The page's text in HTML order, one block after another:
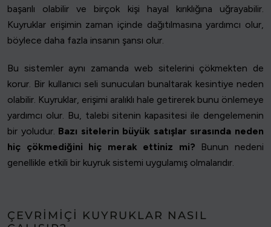
başarılı olabilir ve birçok kişi hayal kırıklığına uğrayabilir.
Kuyruklar erişimin zaman içinde dağıtılmasına yardımcı olur,
böylece daha fazla insanın şansı olur.
Bu sistemler aynı zamanda web sitelerini çökmekten de
korur. Bir kullanıcı seli sunucuları bunaltarak kesintiye neden
olabilir. Kuyruklar, erişimi aralıklı hale getirerek bunu önlemeye
yardımcı olur. Bu, talebi sitenin kapasitesi ile dengelemenin
bir yoludur. Bazı sitelerin büyük satışlar sırasında neden
hiç çökmediğini hiç merak ettiniz mi? Bunun nedeni
genellikle etkili bir kuyruk sistemi uygulamış olmalarıdır.
ÇEVRIMIÇI KUYRUKLAR NASIL